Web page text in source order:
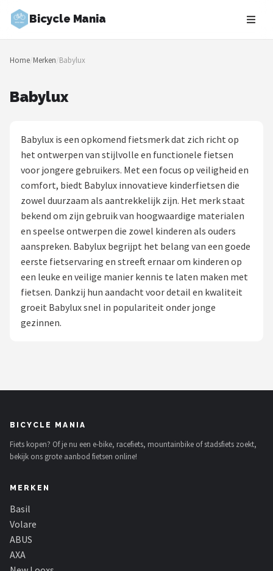
Bicycle Mania
Zoeken
NAVIGATIE
Blog
Fietsroutes
Kinderfietsen
Stadsfietsen
Elektrische fietsen
Mountainbikes
Shop
ABUS
AXA
New Looxs
BBB Cycling
Schwalbe
Home/Merken/Babylux
Babylux
Babylux is een opkomend fietsmerk dat zich richt op
het ontwerpen van stijlvolle en functionele fietsen
voor jongere gebruikers. Met een focus op veiligheid en
comfort, biedt Babylux innovatieve kinderfietsen die
zowel duurzaam als aantrekkelijk zijn. Het merk staat
bekend om zijn gebruik van hoogwaardige materialen
en speelse ontwerpen die zowel kinderen als ouders
aanspreken. Babylux begrijpt het belang van een goede
eerste fietservaring en streeft ernaar om kinderen op
een leuke en veilige manier kennis te laten maken met
fietsen. Dankzij hun aandacht voor detail en kwaliteit
groeit Babylux snel in populariteit onder jonge
gezinnen.
BICYCLE MANIA
Fiets kopen? Of je nu een e-bike, racefiets, mountainbike of stadsfiets zoekt,
bekijk ons grote aanbod fietsen online!
MERKEN
Basil
Volare
ABUS
AXA